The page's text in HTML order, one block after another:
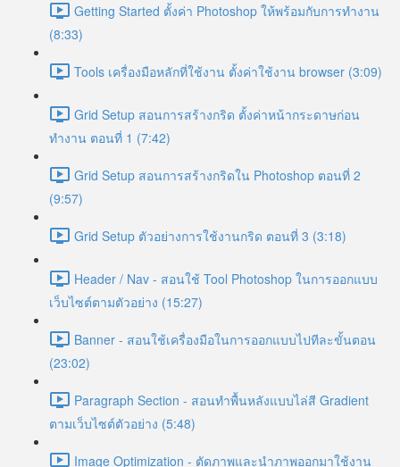
Getting Started ตั้งค่า Photoshop ให้พร้อมกับการทำงาน
(8:33)
Tools เครื่องมือหลักที่ใช้งาน ตั้งค่าใช้งาน browser (3:09)
Grid Setup สอนการสร้างกริด ตั้งค่าหน้ากระดาษก่อน
ทำงาน ตอนที่ 1 (7:42)
Grid Setup สอนการสร้างกริดใน Photoshop ตอนที่ 2
(9:57)
Grid Setup ตัวอย่างการใช้งานกริด ตอนที่ 3 (3:18)
Header / Nav - สอนใช้ Tool Photoshop ในการออกแบบ
เว็บไซต์ตามตัวอย่าง (15:27)
Banner - สอนใช้เครื่องมือในการออกแบบไปทีละขั้นตอน
(23:02)
Paragraph Section - สอนทำพื้นหลังแบบไล่สี Gradient
ตามเว็บไซต์ตัวอย่าง (5:48)
Image Optimization - ตัดภาพและนำภาพออกมาใช้งาน